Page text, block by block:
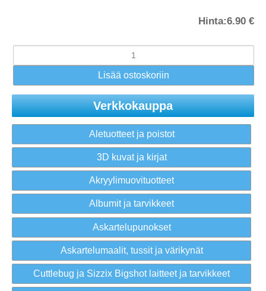
Hinta:6.90 €
Verkkokauppa
Aletuotteet ja poistot
3D kuvat ja kirjat
Akryylimuovituotteet
Albumit ja tarvikkeet
Askartelupunokset
Askartelumaalit, tussit ja värikynät
Cuttlebug ja Sizzix Bigshot laitteet ja tarvikkeet